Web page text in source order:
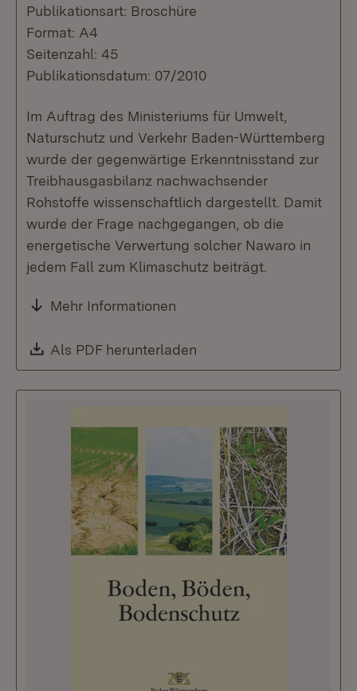
Publikationsart: Broschüre
Format: A4
Seitenzahl: 45
Publikationsdatum: 07/2010
Im Auftrag des Ministeriums für Umwelt,
Naturschutz und Verkehr Baden-Württemberg
wurde der gegenwärtige Erkenntnisstand zur
Treibhausgasbilanz nachwachsender
Rohstoffe wissenschaftlich dargestellt. Damit
wurde der Frage nachgegangen, ob die
energetische Verwertung solcher Nawaro in
jedem Fall zum Klimaschutz beiträgt.
Mehr Informationen
Download:
Als PDF herunterladen